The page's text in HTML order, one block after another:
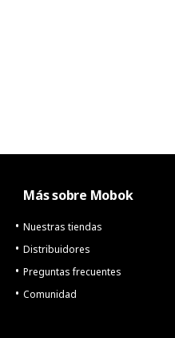
Más sobre Mobok
Nuestras tiendas
Distribuidores
Preguntas frecuentes
Comunidad